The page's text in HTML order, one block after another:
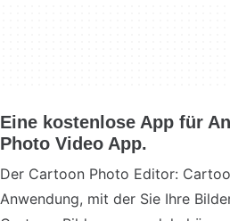
Eine kostenlose App für
Photo Video App.
Der Cartoon Photo Editor:
Anwendung, mit der Sie Ihre